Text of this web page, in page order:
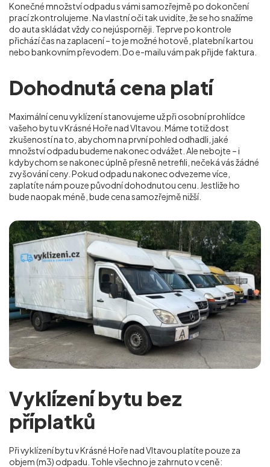
Konečné množství odpadu s vámi samozřejmě po dokončení
prací zkontrolujeme. Na vlastní oči tak uvidíte, že se ho snažíme
do auta skládat vždy co nejúsporněji. Teprve po kontrole
přichází čas na zaplacení – to je možné hotově, platební kartou
nebo bankovním převodem. Do e-mailu vám pak přijde faktura.
Dohodnutá cena platí
Maximální cenu vyklízení stanovujeme už při osobní prohlídce
vašeho bytu v Krásné Hoře nad Vltavou. Máme totiž dost
zkušeností na to, abychom na první pohled odhadli, jaké
množství odpadu budeme nakonec odvážet. Ale nebojte – i
kdybychom se nakonec úplně přesně netrefili, nečeká vás žádné
zvyšování ceny. Pokud odpadu nakonec odvezeme více,
zaplatíte nám pouze původní dohodnutou cenu. Jestliže ho
bude naopak méně, bude cena samozřejmě nižší.
Vyklízení bytu bez
příplatků
Při vyklízení bytu v Krásné Hoře nad Vltavou platíte pouze za
objem (m3) odpadu. Tohle všechno je zahrnuto v ceně: